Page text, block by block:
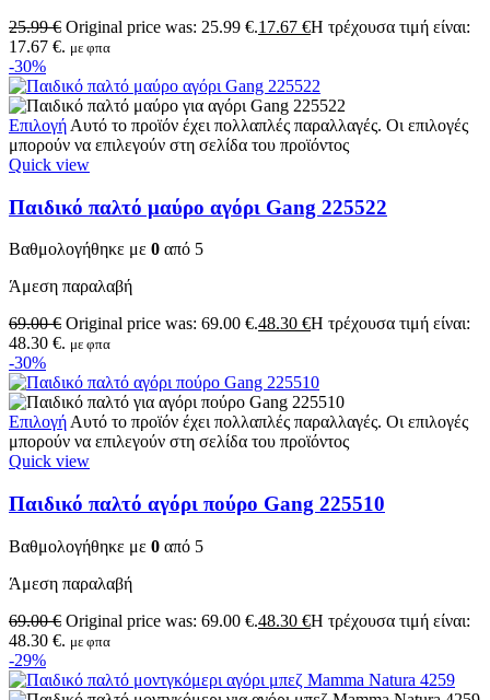
25.99€ Original price was: 25.99 €.17.67 €Η τρέχουσα τιμή είναι:
17.67 €. με φπα
-30%
Επιλογή Αυτό το προϊόν έχει πολλαπλές παραλλαγές. Οι επιλογές
μπορούν να επιλεγούν στη σελίδα του προϊόντος
Quick view
Παιδικό παλτό μαύρο αγόρι Gang 225522
Βαθμολογήθηκε με 0 από 5
Άμεση παραλαβή
69.00€ Original price was: 69.00 €.48.30 €Η τρέχουσα τιμή είναι:
48.30 €. με φπα
-30%
Επιλογή Αυτό το προϊόν έχει πολλαπλές παραλλαγές. Οι επιλογές
μπορούν να επιλεγούν στη σελίδα του προϊόντος
Quick view
Παιδικό παλτό αγόρι πούρο Gang 225510
Βαθμολογήθηκε με 0 από 5
Άμεση παραλαβή
69.00€ Original price was: 69.00 €.48.30 €Η τρέχουσα τιμή είναι:
48.30 €. με φπα
-29%